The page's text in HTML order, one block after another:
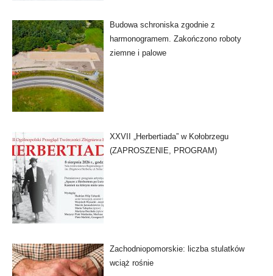
Budowa schroniska zgodnie z
harmonogramem. Zakończono roboty
ziemne i palowe
XXVII „Herbertiada” w Kołobrzegu
(ZAPROSZENIE, PROGRAM)
Zachodniopomorskie: liczba stulatków
wciąż rośnie